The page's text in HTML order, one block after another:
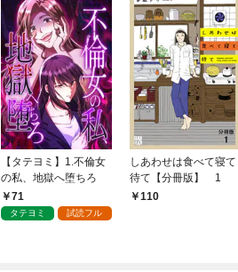
【タテヨミ】1.不倫女
の私、地獄へ堕ちろ
71
タテヨミ 試読フル
しあわせは食べて寝て
待て【分冊版】 1
110